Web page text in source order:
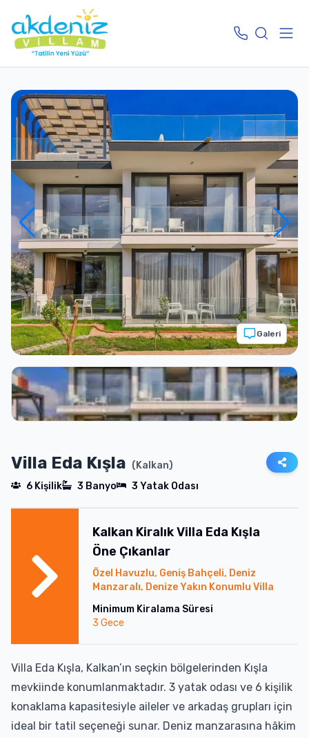
Galeri
Villa Eda Kışla (Kalkan)
6 Kişilik 3 Banyo 3 Yatak Odası
Kalkan KiralıkVilla Eda Kışla
Öne Çıkanlar
Özel Havuzlu, Geniş Bahçeli, Deniz
Manzaralı, Denize Yakın Konumlu Villa
Minimum Kiralama Süresi
3 Gece
Villa Eda Kışla, Kalkan’ın seçkin bölgelerinden Kışla
mevkiinde konumlanmaktadır. 3 yatak odası ve 6 kişilik
konaklama kapasitesiyle aileler ve arkadaş grupları için
ideal bir tatil seçeneği sunar. Deniz manzarasına hâkim